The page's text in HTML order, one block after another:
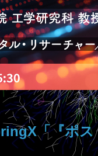
「『ポ